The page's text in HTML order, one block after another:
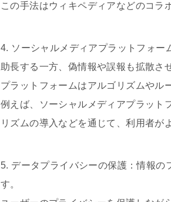
この手法はウィキペディアなどのコラ
4. ソーシャルメディアプラットフォー
助長する一方、偽情報や誤報も拡散さ
プラットフォームはアルゴリズムやル
例えば、ソーシャルメディアプラット
リズムの導入などを通じて、利用者が
5. データプライバシーの保護：情報
す。